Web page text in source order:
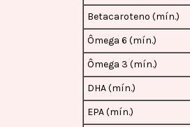
Betacaroteno (mín.)
Ômega 6 (mín.)
Ômega 3 (mín.)
DHA (mín.)
EPA (mín.)